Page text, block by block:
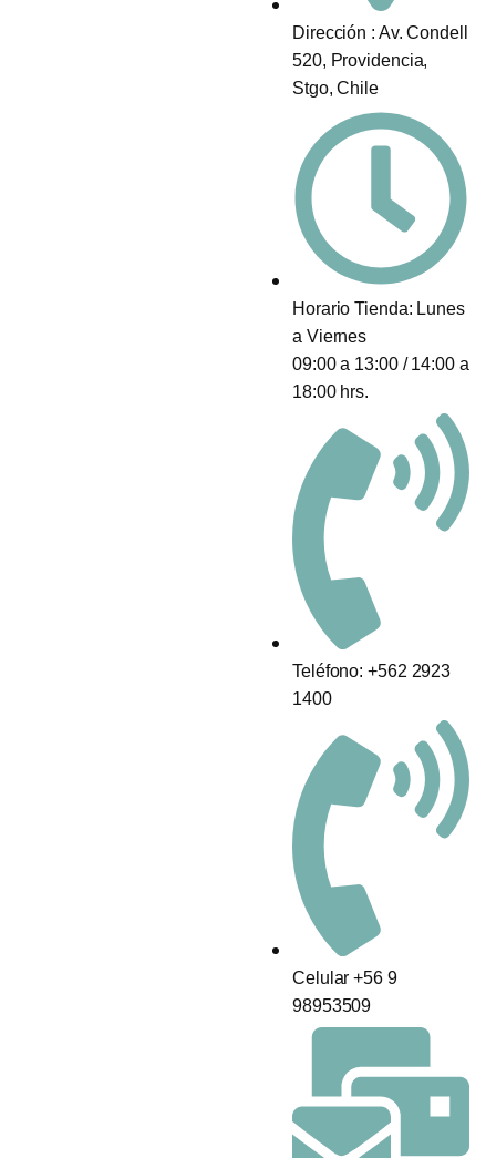
Dirección : Av. Condell
520, Providencia,
Stgo, Chile
Horario Tienda: Lunes
a Viernes
09:00 a 13:00 / 14:00 a
18:00 hrs.
Teléfono: +562 2923
1400
Celular +56 9
98953509